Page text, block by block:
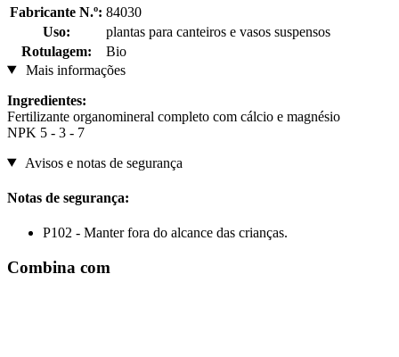
Fabricante N.º: 84030
Uso:
plantas para canteiros e vasos suspensos
Rotulagem:
Bio
Mais informações
Ingredientes:
Fertilizante organomineral completo com cálcio e magnésio
NPK 5 - 3 - 7
Avisos e notas de segurança
Notas de segurança:
P102 - Manter fora do alcance das crianças.
Combina com